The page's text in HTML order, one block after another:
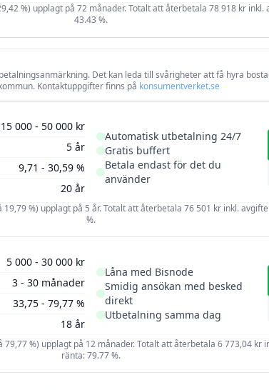
%) upplagt på 72 månader. Totalt att återbetala 78 918 kr
43.43 %.
Det kan leda till svårigheter att få hyra
Kontaktuppgifter finns på konsumentverket.se
15 000 - 50 000 kr
5 år
9,71 - 30,59 %
20 år
Automatisk utbetalning 24/7
Gratis buffert
Betala endast för det du
använder
%) upplagt på 5 år. Totalt att återbetala 76 501 kr inkl.
%.
5 000 - 30 000 kr
3 - 30 månader
33,75 - 79,77 %
18 år
Låna med Bisnode
Smidig ansökan med besked
direkt
Utbetalning samma dag
%) upplagt på 12 månader. Totalt att återbetala 6 773,04 kr
ränta: 79.77 %.